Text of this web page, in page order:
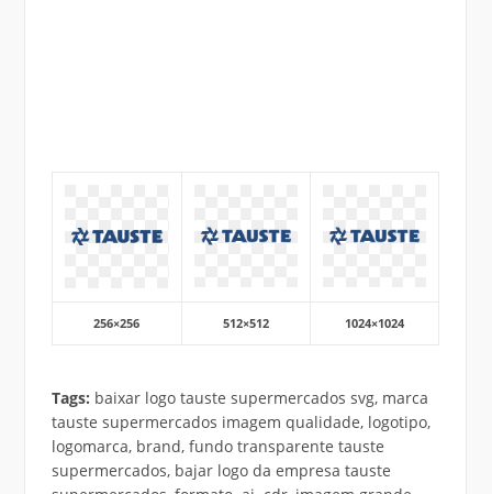
256×256 512×512 1024×1024
Tags: baixar logo tauste supermercados svg, marca
tauste supermercados imagem qualidade, logotipo,
logomarca, brand, fundo transparente tauste
supermercados, bajar logo da empresa tauste